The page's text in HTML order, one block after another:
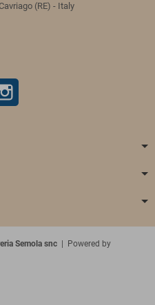
(RE) - Italy
Semola snc | Powered by